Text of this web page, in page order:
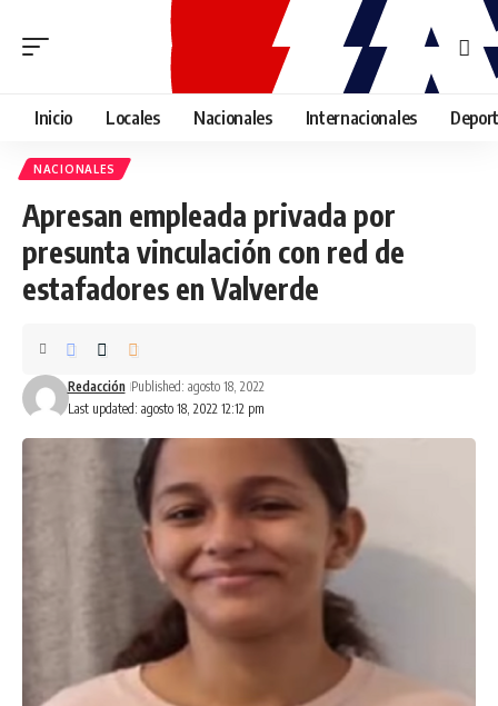
Inicio Locales Nacionales Internacionales
NACIONALES
Apresan empleada privada por
presunta vinculación con red de
estafadores en Valverde
Last updated: agosto 18, 2022 12:12 pm
Redacción Published: agosto 18, 2022